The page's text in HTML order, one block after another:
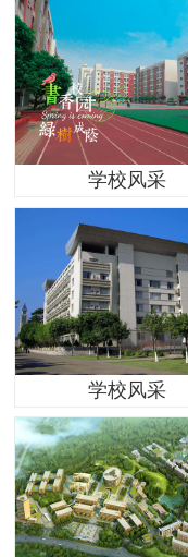
学校风采
学校风采